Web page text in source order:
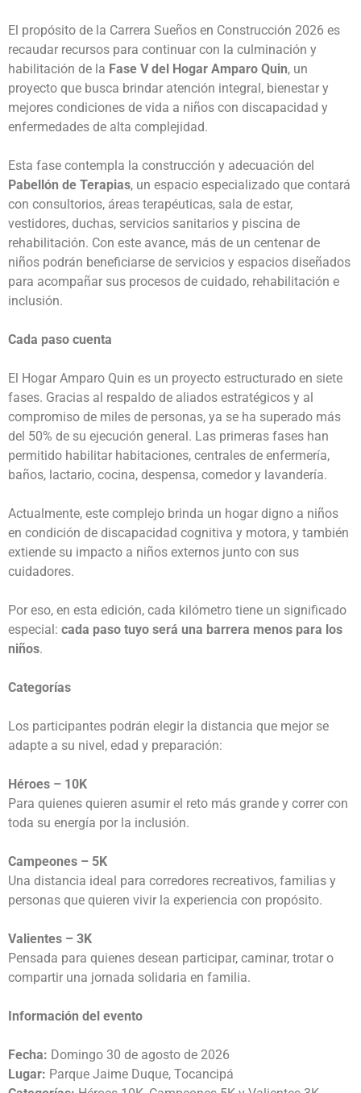
El propósito de la Carrera Sueños en Construcción 2026 es
recaudar recursos para continuar con la culminación y
habilitación de la Fase V del Hogar Amparo Quin, un
proyecto que busca brindar atención integral, bienestar y
mejores condiciones de vida a niños con discapacidad y
enfermedades de alta complejidad.
Esta fase contempla la construcción y adecuación del
Pabellón de Terapias, un espacio especializado que contará
con consultorios, áreas terapéuticas, sala de estar,
vestidores, duchas, servicios sanitarios y piscina de
rehabilitación. Con este avance, más de un centenar de
niños podrán beneficiarse de servicios y espacios diseñados
para acompañar sus procesos de cuidado, rehabilitación e
inclusión.
Cada paso cuenta
El Hogar Amparo Quin es un proyecto estructurado en siete
fases. Gracias al respaldo de aliados estratégicos y al
compromiso de miles de personas, ya se ha superado más
del 50% de su ejecución general. Las primeras fases han
permitido habilitar habitaciones, centrales de enfermería,
baños, lactario, cocina, despensa, comedor y lavandería.
Actualmente, este complejo brinda un hogar digno a niños
en condición de discapacidad cognitiva y motora, y también
extiende su impacto a niños externos junto con sus
cuidadores.
Por eso, en esta edición, cada kilómetro tiene un significado
especial: cada paso tuyo será una barrera menos para los
niños.
Categorías
Los participantes podrán elegir la distancia que mejor se
adapte a su nivel, edad y preparación:
Héroes – 10K
Para quienes quieren asumir el reto más grande y correr con
toda su energía por la inclusión.
Campeones – 5K
Una distancia ideal para corredores recreativos, familias y
personas que quieren vivir la experiencia con propósito.
Valientes – 3K
Pensada para quienes desean participar, caminar, trotar o
compartir una jornada solidaria en familia.
Información del evento
Fecha: Domingo 30 de agosto de 2026
Lugar: Parque Jaime Duque, Tocancipá